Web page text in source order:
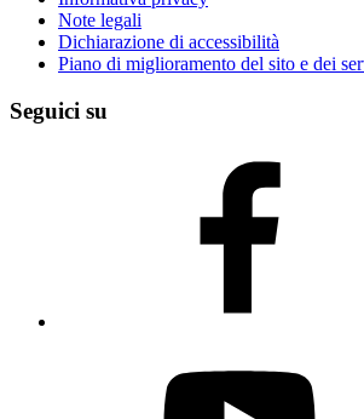
Note legali
Dichiarazione di accessibilità
Piano di miglioramento del sito e dei
Seguici su